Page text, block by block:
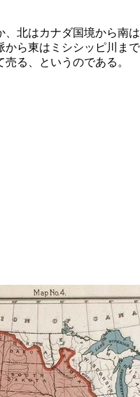
、北はカナダ国境から南は
から東はミシシッピ川まで
る、というのである。